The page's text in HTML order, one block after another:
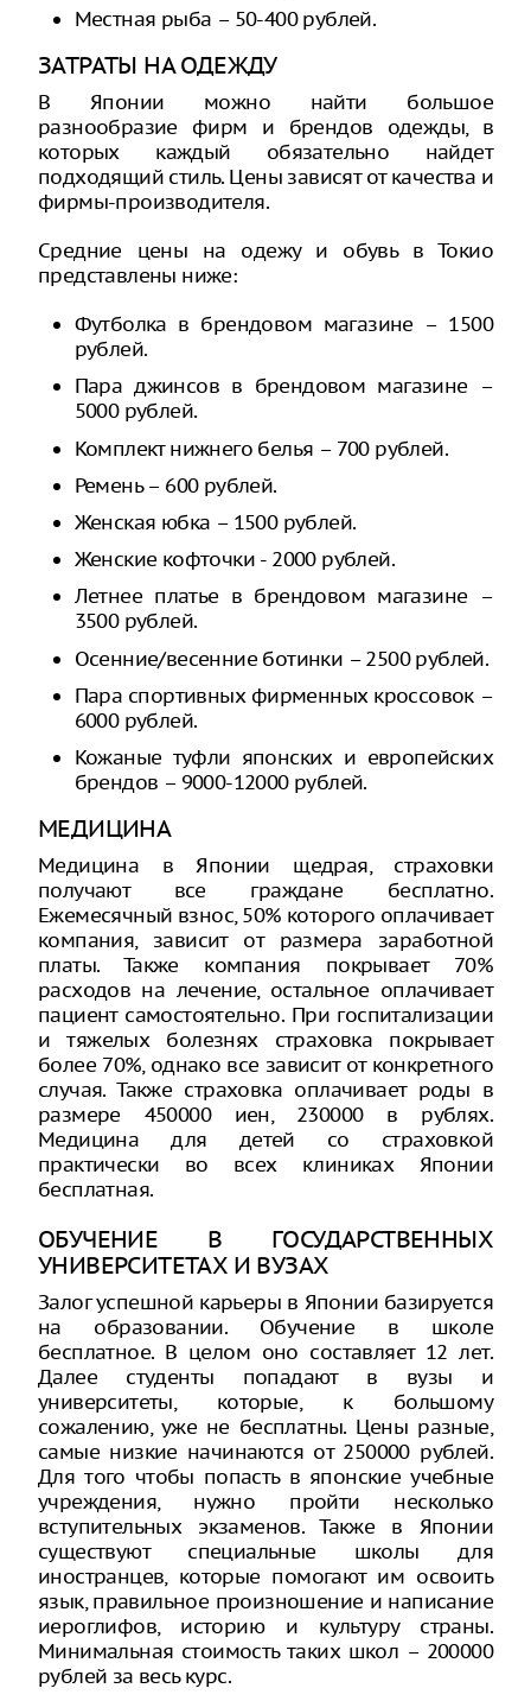
Местная рыба – 50-400 рублей.
ЗАТРАТЫ НА ОДЕЖДУ
В Японии можно найти большое
разнообразие фирм и брендов одежды, в
которых каждый обязательно найдет
подходящий стиль. Цены зависят от качества и
фирмы-производителя.
Средние цены на одежу и обувь в Токио
представлены ниже:
Футболка в брендовом магазине – 1500
рублей.
Пара джинсов в брендовом магазине –
5000 рублей.
Комплект нижнего белья – 700 рублей.
Ремень – 600 рублей.
Женская юбка – 1500 рублей.
Женские кофточки - 2000 рублей.
Летнее платье в брендовом магазине –
3500 рублей.
Осенние/весенние ботинки – 2500 рублей.
Пара спортивных фирменных кроссовок –
6000 рублей.
Кожаные туфли японских и европейских
брендов – 9000-12000 рублей.
МЕДИЦИНА
Медицина в Японии щедрая, страховки
получают все граждане бесплатно.
Ежемесячный взнос, 50% которого оплачивает
компания, зависит от размера заработной
платы. Также компания покрывает 70%
расходов на лечение, остальное оплачивает
пациент самостоятельно. При госпитализации
и тяжелых болезнях страховка покрывает
более 70%, однако все зависит от конкретного
случая. Также страховка оплачивает роды в
размере 450000 иен, 230000 в рублях.
Медицина для детей со страховкой
практически во всех клиниках Японии
бесплатная.
ОБУЧЕНИЕ В ГОСУДАРСТВЕННЫХ
УНИВЕРСИТЕТАХ И ВУЗАХ
Залог успешной карьеры в Японии базируется
на образовании. Обучение в школе
бесплатное. В целом оно составляет 12 лет.
Далее студенты попадают в вузы и
университеты, которые, к большому
сожалению, уже не бесплатны. Цены разные,
самые низкие начинаются от 250000 рублей.
Для того чтобы попасть в японские учебные
учреждения, нужно пройти несколько
вступительных экзаменов. Также в Японии
существуют специальные школы для
иностранцев, которые помогают им освоить
язык, правильное произношение и написание
иероглифов, историю и культуру страны.
Минимальная стоимость таких школ – 200000
рублей за весь курс.